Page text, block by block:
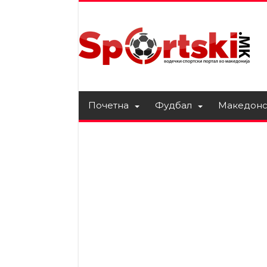
Почетна Фудбал